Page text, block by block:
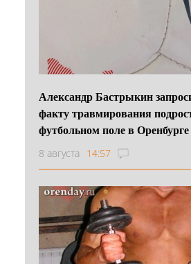
Александр Бастрыкин
факту травмирования
футбольном поле в Оренбурге
8 августа 14:57